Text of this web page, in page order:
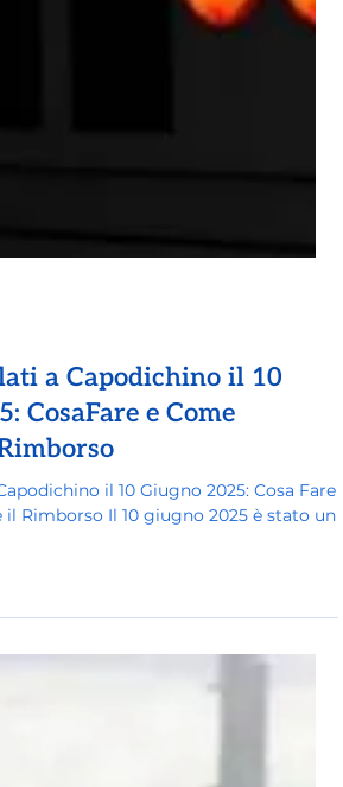
a Capodichino il 10
il 10 Giugno 2025: Cosa Fare
il Rimborso Il 10 giugno 2025 è stato un